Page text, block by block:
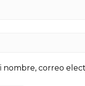
nombre, correo